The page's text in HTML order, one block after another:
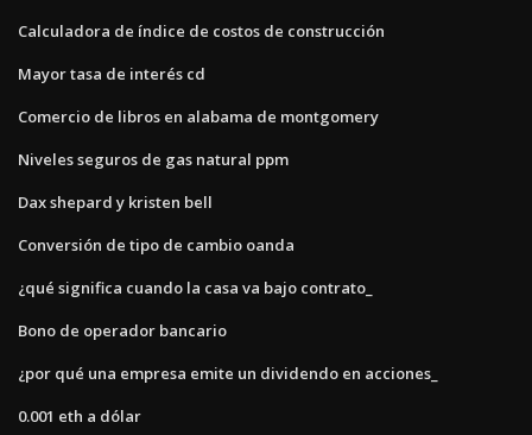
Calculadora de índice de costos de construcción
Mayor tasa de interés cd
Comercio de libros en alabama de montgomery
Niveles seguros de gas natural ppm
Dax shepard y kristen bell
Conversión de tipo de cambio oanda
¿qué significa cuando la casa va bajo contrato_
Bono de operador bancario
¿por qué una empresa emite un dividendo en acciones_
0.001 eth a dólar